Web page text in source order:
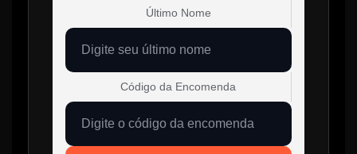
Último Nome
Código da Encomenda